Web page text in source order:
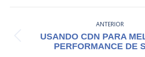
POST:
ANTERIOR
Post
anterior:
USANDO CDN PARA
PERFORMANCE DE